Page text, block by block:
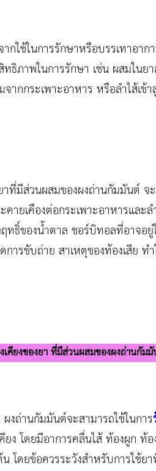
กใช้ในการรักษาหรือบรรเทาอา
ธิภาพในการรักษา เช่น ผสมใน
ากกระเพาะอาหาร หรือลำไส้เข้
ที่มีส่วนผสมของผงถ่านกัมมันต์
คายเคืองต่อกระเพาะอาหารแล
ทธิ์ของน้ำตาล ชอร์บิทอลที่อาจอ
การขับถ่าย สาเหตุของท้องเสีย
เคียงของยา ที่มีส่วนผสมของผงถ่านกัม
ผงถ่านกัมมันต์จะสามารถใช้ในการ
ยง โดยมีอาการคลื่นไส้ ท้องผูก ท้
โดยข้อควรระวังสำหรับการใช้